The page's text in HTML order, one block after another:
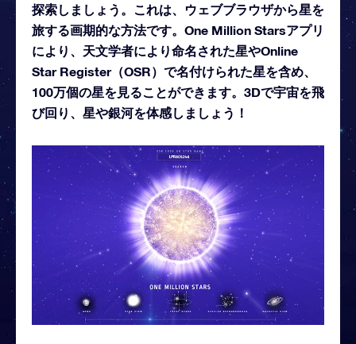
探索しましょう。これは、ウェブブラウザから星を
旅する画期的な方法です。One Million Starsアプリ
により、天文学者により命名された星やOnline
Star Register（OSR）で名付けられた星を含め、
100万個の星を見ることができます。3Dで宇宙を飛
び回り、星や銀河を体感しましょう！